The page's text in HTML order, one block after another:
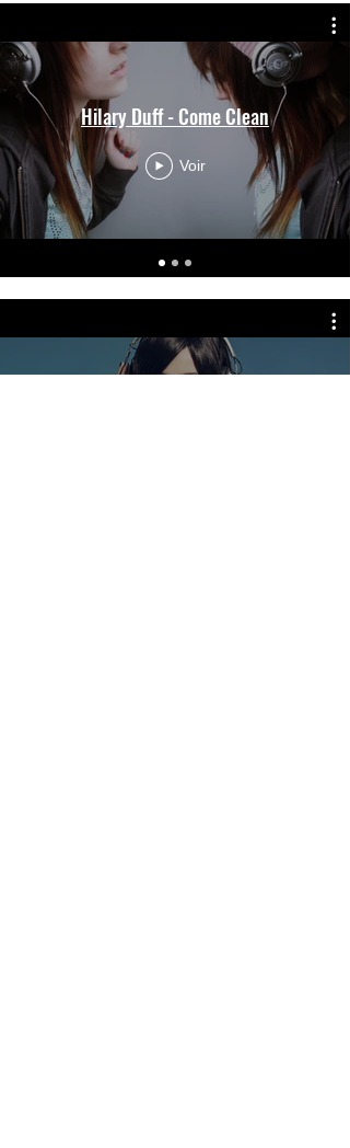
Hilary Duff - Come Clean
Voir